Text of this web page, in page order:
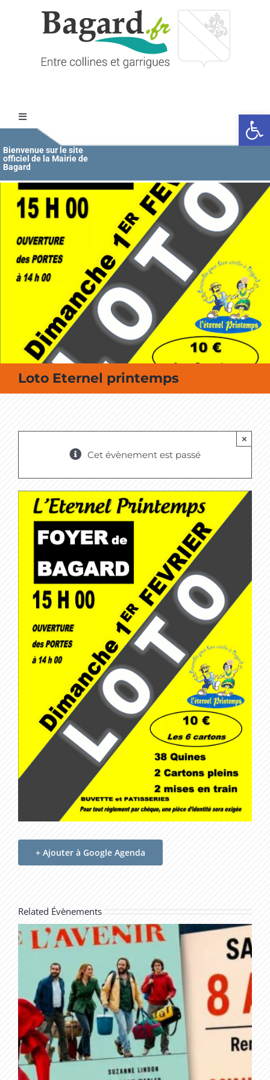
Ouvrir
Toggle
Navigation
Accueil
MAIRIE
VIE COMMUNALE
MES SORTIES / MES LOISIRS
Bienvenue sur le site
officiel de la Mairie de
Bagard
Loto Eternel printemps
Cet évènement est passé
×
+ Ajouter à Google Agenda
Related Évènements